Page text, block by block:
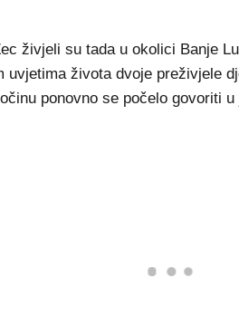
živjeli su tada u okolici Banje
uvjetima života dvoje preživjele
ponovno se počelo govoriti